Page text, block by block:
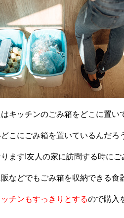
キッチンのごみ箱をどこに置い
こにごみ箱を置いているんだろ
ます!友人の家に訪問する時に
などでもごみ箱を収納できる食
チンもすっきりとするので購入